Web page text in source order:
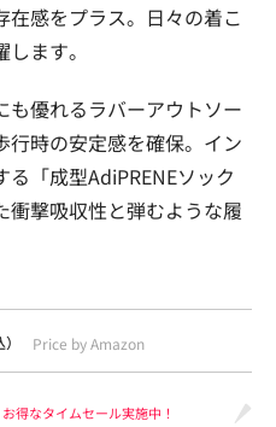
在感をプラス。日々の着こ
ます。
も優れるラバーアウトソー
行時の安定感を確保。イン
「成型AdiPRENEソック
衝撃吸収性と弾むような履
Price by Amazon
得なタイムセール実施中！